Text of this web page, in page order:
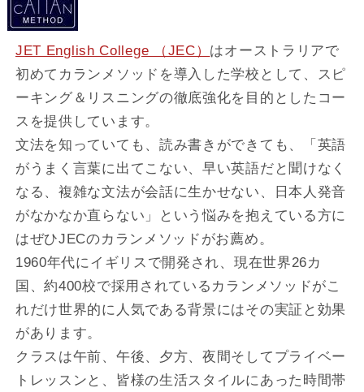
JET English College （JEC） はオーストラリアで
初めてカランメソッドを導入した学校として、スピ
ーキング＆リスニングの徹底強化を目的としたコー
スを提供しています。
文法を知っていても、読み書きができても、「英語
がうまく言葉に出てこない、早い英語だと聞けなく
なる、複雑な文法が会話に生かせない、日本人発音
がなかなか直らない」という悩みを抱えている方に
はぜひJECのカランメソッドがお薦め。
1960年代にイギリスで開発され、現在世界26カ
国、約400校で採用されているカランメソッドがこ
れだけ世界的に人気である背景にはその実証と効果
があります。
クラスは午前、午後、夕方、夜間そしてプライベー
トレッスンと、皆様の生活スタイルにあった時間帯